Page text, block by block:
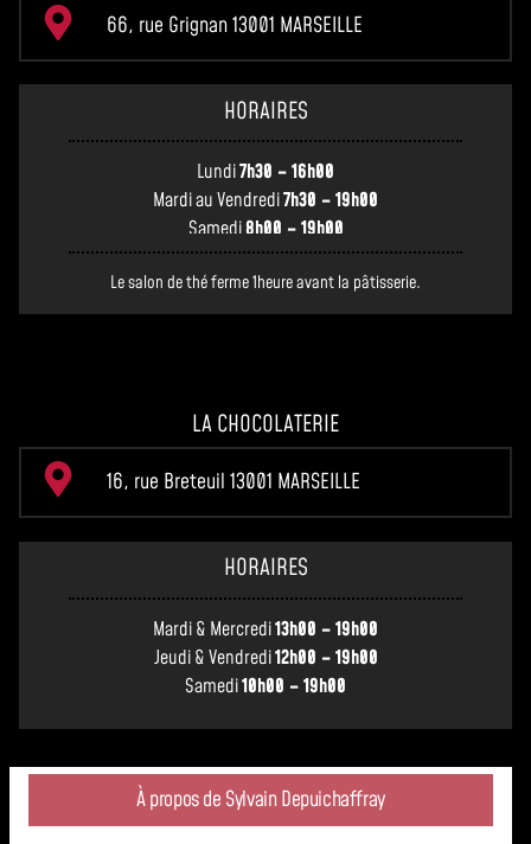
66, rue Grignan 13001 MARSEILLE
HORAIRES
Lundi7h30 – 16h00
Mardi au Vendredi7h30 – 19h00
Samedi8h00 – 19h00
Le salon de thé ferme 1heure avant la pâtisserie.
LA CHOCOLATERIE
16, rue Breteuil 13001 MARSEILLE
HORAIRES
Mardi & Mercredi13h00 – 19h00
Jeudi & Vendredi12h00 – 19h00
Samedi10h00 – 19h00
À propos de Sylvain Depuichaffray